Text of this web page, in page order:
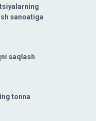
sanoatiga
saqlash
tonna